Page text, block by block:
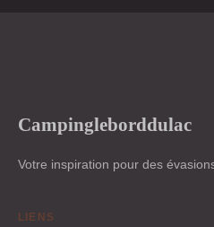
Campingleborddulac
Votre inspiration pour des
LIENS